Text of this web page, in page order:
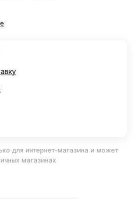
для интернет-магазина и может
магазинах